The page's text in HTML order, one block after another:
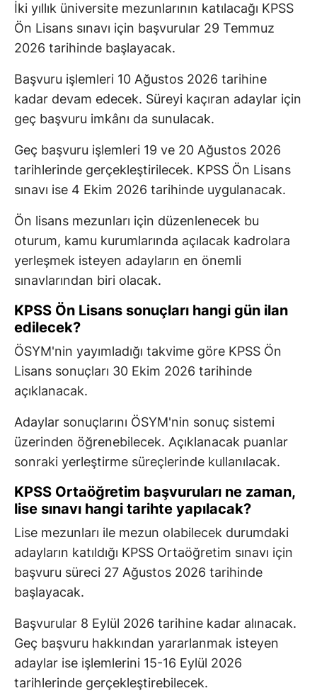
İki yıllık üniversite mezunlarının katılacağı KPSS
Ön Lisans sınavı için başvurular 29 Temmuz
2026 tarihinde başlayacak.
Başvuru işlemleri 10 Ağustos 2026 tarihine
kadar devam edecek. Süreyi kaçıran adaylar için
geç başvuru imkânı da sunulacak.
Geç başvuru işlemleri 19 ve 20 Ağustos 2026
tarihlerinde gerçekleştirilecek. KPSS Ön Lisans
sınavı ise 4 Ekim 2026 tarihinde uygulanacak.
Ön lisans mezunları için düzenlenecek bu
oturum, kamu kurumlarında açılacak kadrolara
yerleşmek isteyen adayların en önemli
sınavlarından biri olacak.
KPSS Ön Lisans sonuçları hangi gün ilan
edilecek?
ÖSYM'nin yayımladığı takvime göre KPSS Ön
Lisans sonuçları 30 Ekim 2026 tarihinde
açıklanacak.
Adaylar sonuçlarını ÖSYM'nin sonuç sistemi
üzerinden öğrenebilecek. Açıklanacak puanlar
sonraki yerleştirme süreçlerinde kullanılacak.
KPSS Ortaöğretim başvuruları ne zaman,
lise sınavı hangi tarihte yapılacak?
Lise mezunları ile mezun olabilecek durumdaki
adayların katıldığı KPSS Ortaöğretim sınavı için
başvuru süreci 27 Ağustos 2026 tarihinde
başlayacak.
Başvurular 8 Eylül 2026 tarihine kadar alınacak.
Geç başvuru hakkından yararlanmak isteyen
adaylar ise işlemlerini 15-16 Eylül 2026
tarihlerinde gerçekleştirebilecek.